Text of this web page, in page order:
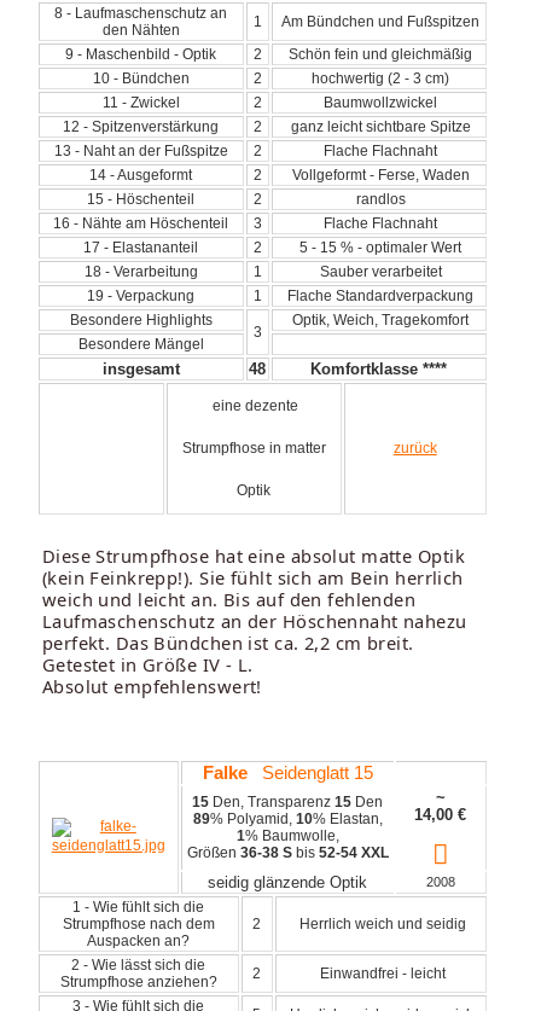
8 - Laufmaschenschutz an
den Nähten
1
Am Bündchen und Fußspitzen
9 - Maschenbild - Optik
2
Schön fein und gleichmäßig
10 - Bündchen
2
hochwertig (2 - 3 cm)
11 - Zwickel
2
Baumwollzwickel
12 - Spitzenverstärkung
2
ganz leicht sichtbare Spitze
13 - Naht an der Fußspitze
2
Flache Flachnaht
14 - Ausgeformt
2
Vollgeformt - Ferse, Waden
15 - Höschenteil
2
randlos
16 - Nähte am Höschenteil
3
Flache Flachnaht
17 - Elastananteil
2
5 - 15 % - optimaler Wert
18 - Verarbeitung
1
Sauber verarbeitet
19 - Verpackung
1
Flache Standardverpackung
Besondere Highlights
3
Optik, Weich, Tragekomfort
Besondere Mängel
insgesamt 48 Komfortklasse ****
eine dezente
Strumpfhose in matter
Optik
zurück
Diese Strumpfhose hat eine absolut matte Optik
(kein Feinkrepp!). Sie fühlt sich am Bein herrlich
weich und leicht an. Bis auf den fehlenden
Laufmaschenschutz an der Höschennaht nahezu
perfekt. Das Bündchen ist ca. 2,2 cm breit.
Getestet in Größe IV - L.
Absolut empfehlenswert!
FalkeSeidenglatt 15
15 Den, Transparenz15 Den
89% Polyamid, 10% Elastan,
1% Baumwolle,
Größen 36-38 Sbis 52-54 XXL
~
14,00 €
seidig glänzende Optik 2008
1 - Wie fühlt sich die
Strumpfhose nach dem
Auspacken an?
2 Herrlich weich und seidig
2 - Wie lässt sich die
Strumpfhose anziehen?
2
Einwandfrei - leicht
3 - Wie fühlt sich die